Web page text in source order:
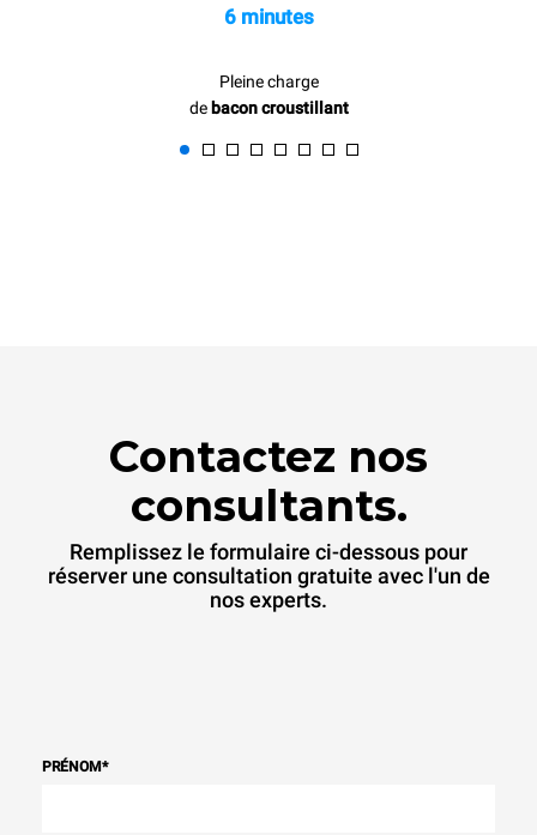
6 minutes
Pleine charge
de bacon croustillant
Contactez nos
consultants.
Remplissez le formulaire ci-dessous pour
réserver une consultation gratuite avec l'un de
nos experts.
PRÉNOM*